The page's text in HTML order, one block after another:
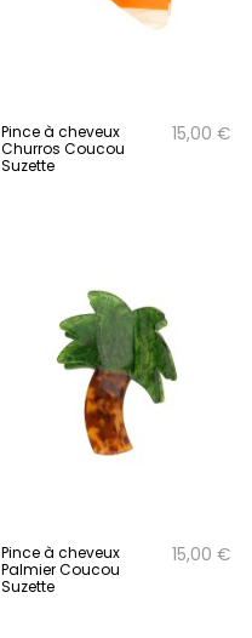
Pince à cheveux
Churros Coucou
Suzette
15,00 €
Pince à cheveux
Palmier Coucou
Suzette
15,00 €